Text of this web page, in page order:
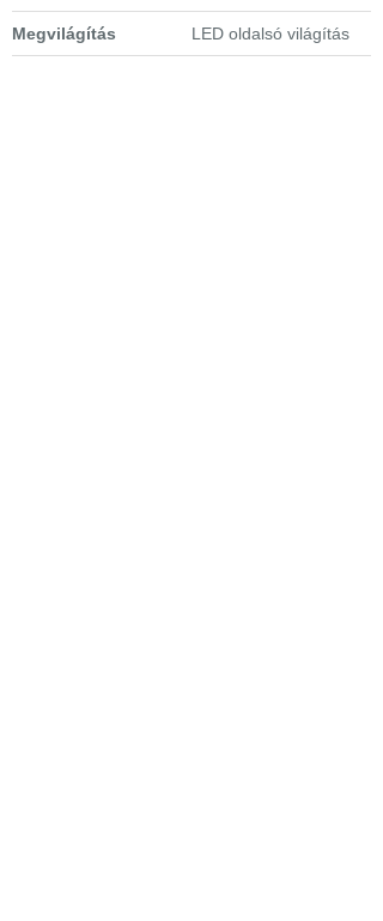
Megvilágítás LED oldalsó világítás